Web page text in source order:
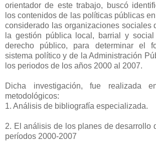
orientador de este trabajo, buscó
los contenidos de las políticas públicas
considerado las organizaciones sociales
la gestión pública local, barrial y
derecho público, para determinar el
sistema político y de la Administración
los periodos de los años 2000 al 2007.
Dicha investigación, fue realizada
metodológicos:
1. Análisis de bibliografía especializada.
2. El análisis de los planes de desarrollo
períodos 2000-2007